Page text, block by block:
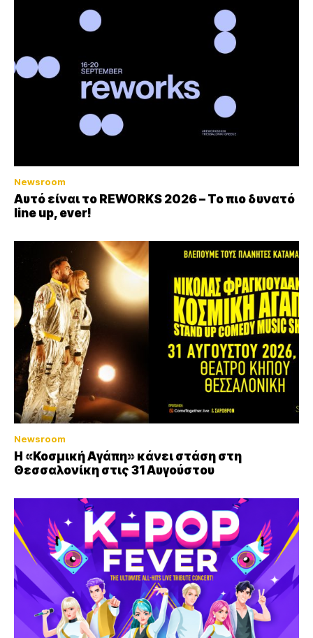
Newsroom
Αυτό είναι το REWORKS 2026 – Το πιο δυνατό
line up, ever!
Newsroom
Η «Κοσμική Αγάπη» κάνει στάση στη
Θεσσαλονίκη στις 31 Αυγούστου